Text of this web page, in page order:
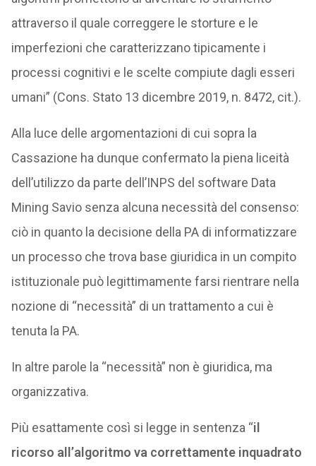
attraverso il quale correggere le storture e le
imperfezioni che caratterizzano tipicamente i
processi cognitivi e le scelte compiute dagli esseri
umani” (Cons. Stato 13 dicembre 2019, n. 8472, cit.).
Alla luce delle argomentazioni di cui sopra la
Cassazione ha dunque confermato la piena liceità
dell’utilizzo da parte dell’INPS del software Data
Mining Savio senza alcuna necessità del consenso:
ciò in quanto la decisione della PA di informatizzare
un processo che trova base giuridica in un compito
istituzionale può legittimamente farsi rientrare nella
nozione di “necessità” di un trattamento a cui è
tenuta la PA.
In altre parole la “necessità” non è giuridica, ma
organizzativa.
Più esattamente così si legge in sentenza “il
ricorso all’algoritmo va correttamente inquadrato